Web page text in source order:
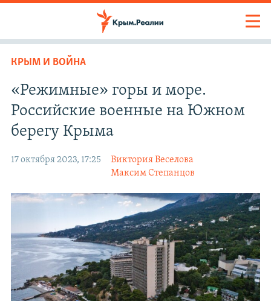
КРЫМ И ВОЙНА
«Режимные» горы и море.
Российские военные на Южном
берегу Крыма
17 октября 2023, 17:25
Виктория Веселова
Максим Степанцов